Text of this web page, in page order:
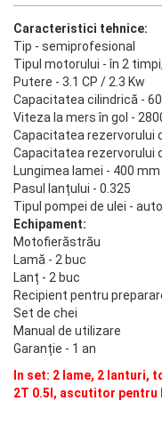
Caracteristici tehnice:
Tip - semiprofesional
Tipul motorului - în 2
Putere - 3.1 CP / 2.3 Kw
Capacitatea cilindrică -
Viteza la mers în gol -
Capacitatea rezervorului
Capacitatea rezervorului
Lungimea lamei - 400 mm
Pasul lanțului - 0.325
Tipul pompei de ulei -
Echipament:
Motofierăstrău
Lamă - 2 buc
Lanț - 2 buc
Recipient pentru
Set de chei
Manual de utilizare
Garanție - 1 an
In set: 2 lame, 2 lanturi,
2T 0.5l, ascutitor pentru